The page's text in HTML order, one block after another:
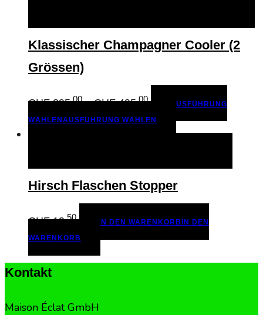
Klassischer Champagner Cooler (2
Grössen)
CHF395.00 – CHF495.00Price
range:
CHF 395.00
AUSFÜHRUNG
WÄHLENAUSFÜHRUNG WÄHLEN
Hirsch Flaschen Stopper
CHF19.50 IN DEN WARENKORB IN DEN
WARENKORB
Kontakt
Maison Éclat GmbH